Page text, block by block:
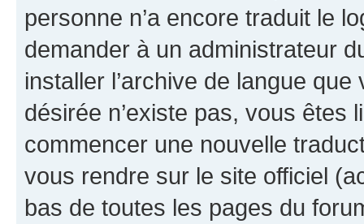
personne n’a encore traduit le
demander à un administrateur
installer l’archive de langue
désirée n’existe pas, vous êtes
commencer une nouvelle
vous rendre sur le site officiel
bas de toutes les pages du